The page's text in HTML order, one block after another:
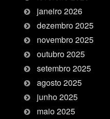
janeiro 2026
dezembro 2025
novembro 2025
outubro 2025
setembro 2025
agosto 2025
junho 2025
maio 2025